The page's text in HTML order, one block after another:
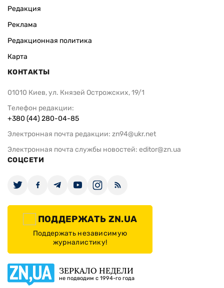
Редакция
Реклама
Редакционная политика
Карта
КОНТАКТЫ
01010 Киев, ул. Князей Острожских, 19/1
Телефон редакции:
+380 (44) 280-04-85
Электронная почта редакции: zn94@ukr.net
Электронная почта службы новостей: editor@zn.ua
СОЦСЕТИ
ПОДДЕРЖАТЬ ZN.UA
Поддержать независимую
журналистику!
ЗЕРКАЛО НЕДЕЛИ
не подводим с 1994-го года